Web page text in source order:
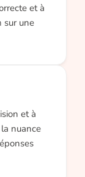
et à
sur une
et à
nuance